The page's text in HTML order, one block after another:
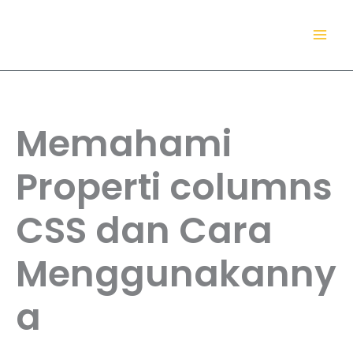
Memahami
Properti columns
CSS dan Cara
Menggunakanny
a